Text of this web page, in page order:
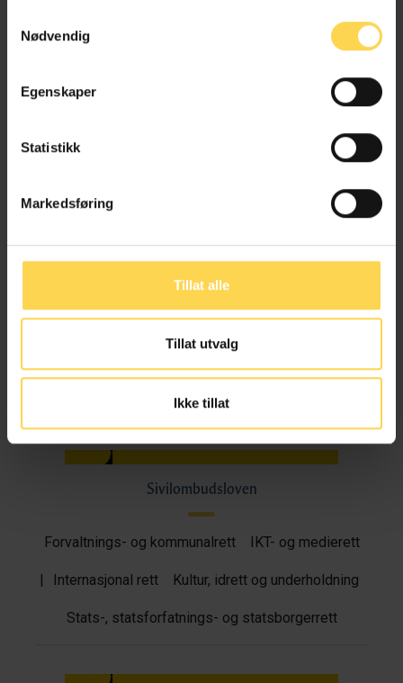
Nødvendig
Egenskaper
Statistikk
Markedsføring
Tillat alle
Tillat utvalg
Ikke tillat
Miljøinformasjonsloven – mlinfl
Forurensninger, klima og utslipp
Forvaltnings- og kommunalrett
Miljøvern, natur og friluftsliv
Sivilombudsloven
Forvaltnings- og kommunalrett IKT- og medierett
| Internasjonal rett Kultur, idrett og underholdning
Stats-, statsforfatnings- og statsborgerrett